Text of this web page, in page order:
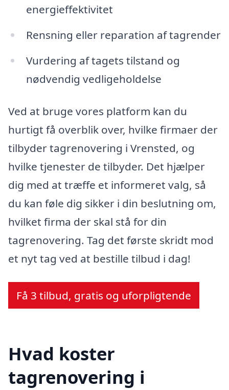
energieffektivitet
Rensning eller reparation af tagrender
Vurdering af tagets tilstand og
nødvendig vedligeholdelse
Ved at bruge vores platform kan du
hurtigt få overblik over, hvilke firmaer der
tilbyder tagrenovering i Vrensted, og
hvilke tjenester de tilbyder. Det hjælper
dig med at træffe et informeret valg, så
du kan føle dig sikker i din beslutning om,
hvilket firma der skal stå for din
tagrenovering. Tag det første skridt mod
et nyt tag ved at bestille tilbud i dag!
Få 3 tilbud, gratis og uforpligtende
Hvad koster
tagrenovering i